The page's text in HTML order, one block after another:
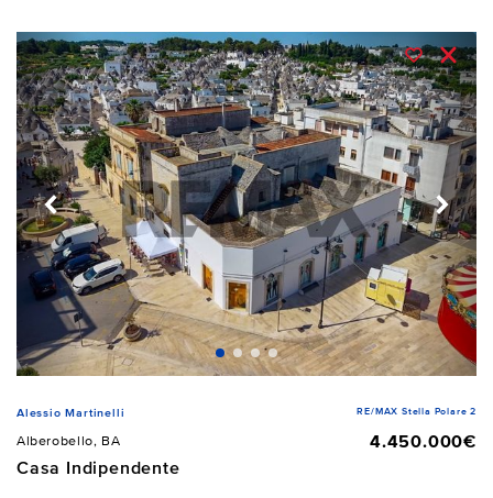
Alessio Martinelli RE/MAX Stella Polare 2
Alberobello, BA
4.450.000€
Casa Indipendente